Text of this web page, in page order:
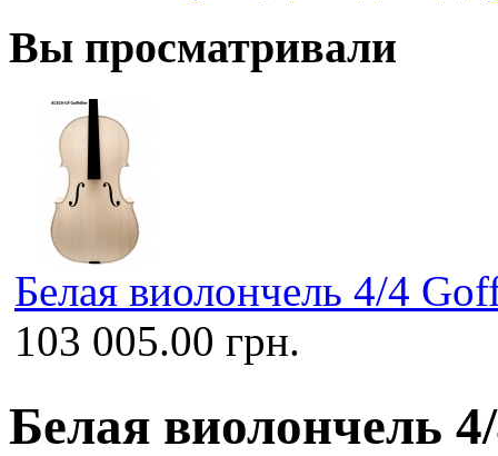
Вы просматривали
Белая виолончель 4/4
103 005.00 грн.
Белая виолончель